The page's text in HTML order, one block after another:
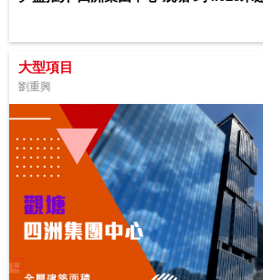
大型項目
劉重興